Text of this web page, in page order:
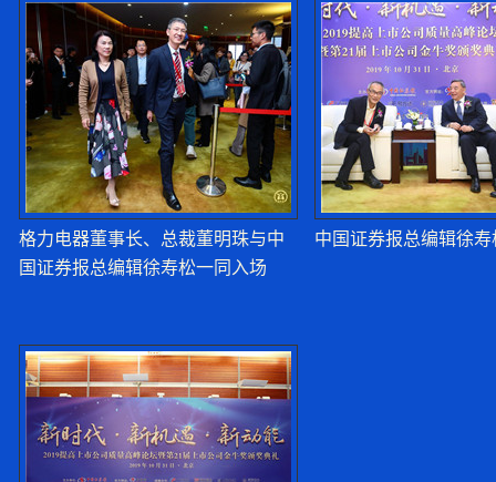
格力电器董事长、总裁董明珠与中
国证券报总编辑徐寿松一同入场
中国证券报总编辑徐